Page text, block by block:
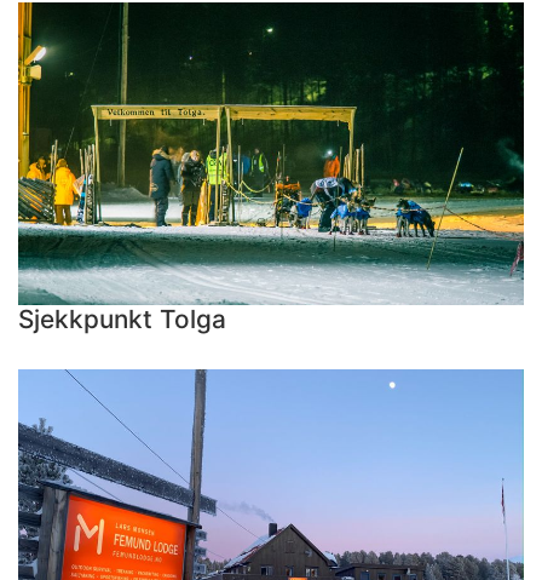
Sjekkpunkt Tolga